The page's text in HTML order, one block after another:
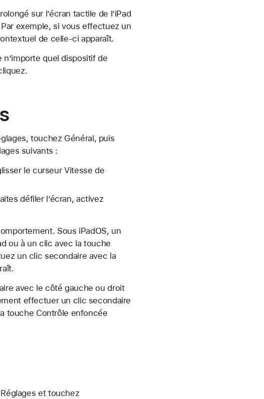
sur l’écran tactile de l’iPad
exemple, si vous effectuez un
de celle-ci apparaît.
n’importe quel dispositif de
touchez Général, puis
suivants :
le curseur Vitesse de
défiler l’écran, activez
Sous iPadOS, un
ou à un clic avec la touche
un clic secondaire avec la
avec le côté gauche ou droit
effectuer un clic secondaire
touche Contrôle enfoncée
et touchez